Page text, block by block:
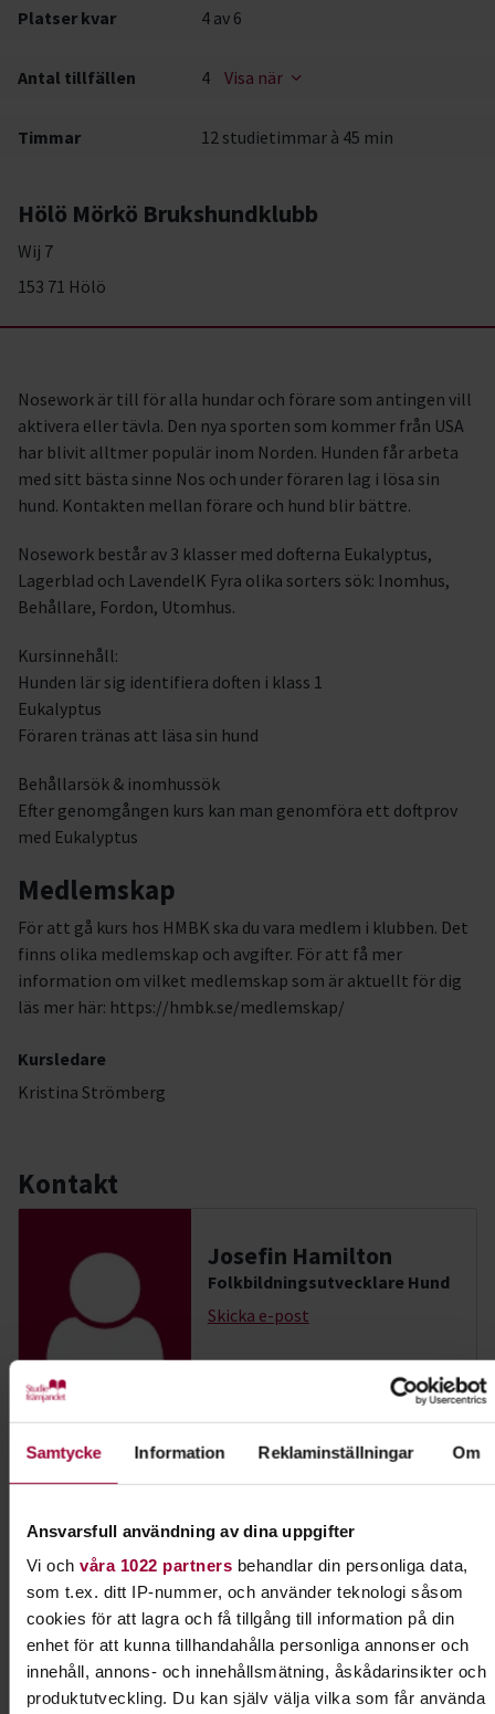
Samtycke Information Reklaminställningar Om
Ansvarsfull användning av dina uppgifter
Vi och våra 1022 partnersbehandlar din personliga data,
som t.ex. ditt IP-nummer, och använder teknologi såsom
cookies för att lagra och få tillgång till information på din
enhet för att kunna tillhandahålla personliga annonser och
innehåll, annons- och innehållsmätning, åskådarinsikter och
produktutveckling. Du kan själv välja vilka som får använda
Platser kvar 4 av 6
Antal tillfällen 4 Visa när
Timmar 12 studietimmar à 45 min
Hölö Mörkö Brukshundklubb
Wij 7
153 71 Hölö
Nosework är till för alla hundar och förare som antingen vill
aktivera eller tävla. Den nya sporten som kommer från USA
har blivit alltmer populär inom Norden. Hunden får arbeta
med sitt bästa sinne Nos och under föraren lag i lösa sin
hund. Kontakten mellan förare och hund blir bättre.
Nosework består av 3 klasser med dofterna Eukalyptus,
Lagerblad och LavendelK Fyra olika sorters sök: Inomhus,
Behållare, Fordon, Utomhus.
Kursinnehåll:
Hunden lär sig identifiera doften i klass 1
Eukalyptus
Föraren tränas att läsa sin hund
Behållarsök & inomhussök
Efter genomgången kurs kan man genomföra ett doftprov
med Eukalyptus
Medlemskap
För att gå kurs hos HMBK ska du vara medlem i klubben. Det
finns olika medlemskap och avgifter. För att få mer
information om vilket medlemskap som är aktuellt för dig
läs mer här: https://hmbk.se/medlemskap/
Kursledare
Kristina Strömberg
Kontakt
Josefin Hamilton
Folkbildningsutvecklare Hund
Skicka e-post
Dela: Facebook LinkedIn E-mail
Lär din hund att bli ännu bättre på att dofta sig
fram. I Nose work får hunden använda en av sina
främsta egenskaper - sitt fantastiska luktsinne.
Läs mer om ämnet